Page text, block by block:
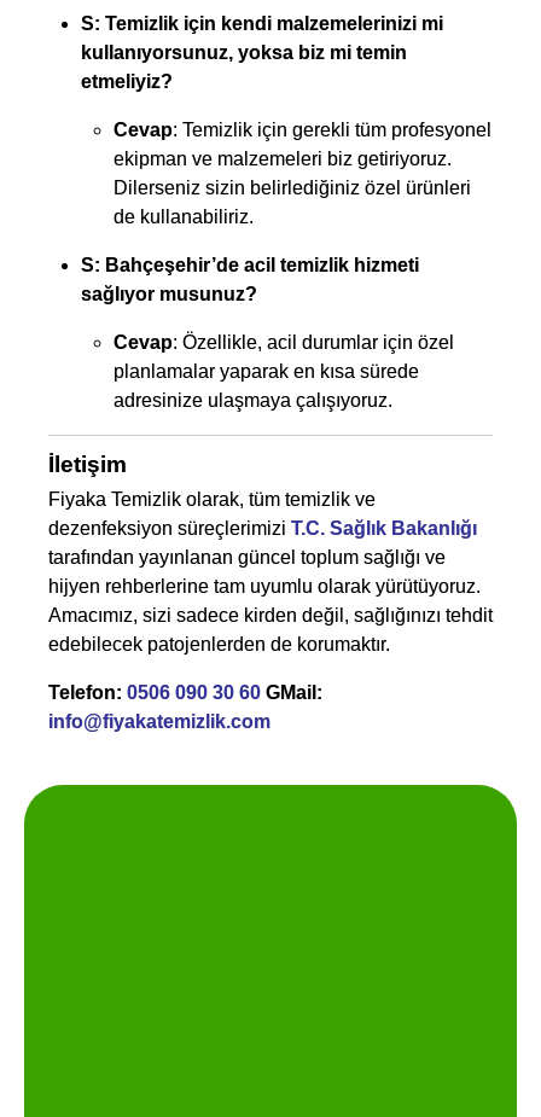
S: Temizlik için kendi malzemelerinizi mi
kullanıyorsunuz, yoksa biz mi temin
etmeliyiz?
Cevap: Temizlik için gerekli tüm profesyonel
ekipman ve malzemeleri biz getiriyoruz.
Dilerseniz sizin belirlediğiniz özel ürünleri
de kullanabiliriz.
S: Bahçeşehir’de acil temizlik hizmeti
sağlıyor musunuz?
Cevap: Özellikle, acil durumlar için özel
planlamalar yaparak en kısa sürede
adresinize ulaşmaya çalışıyoruz.
İletişim
Fiyaka Temizlik olarak, tüm temizlik ve
dezenfeksiyon süreçlerimizi T.C. Sağlık Bakanlığı
tarafından yayınlanan güncel toplum sağlığı ve
hijyen rehberlerine tam uyumlu olarak yürütüyoruz.
Amacımız, sizi sadece kirden değil, sağlığınızı tehdit
edebilecek patojenlerden de korumaktır.
Telefon: 0506 090 30 60 GMail:
info@fiyakatemizlik.com